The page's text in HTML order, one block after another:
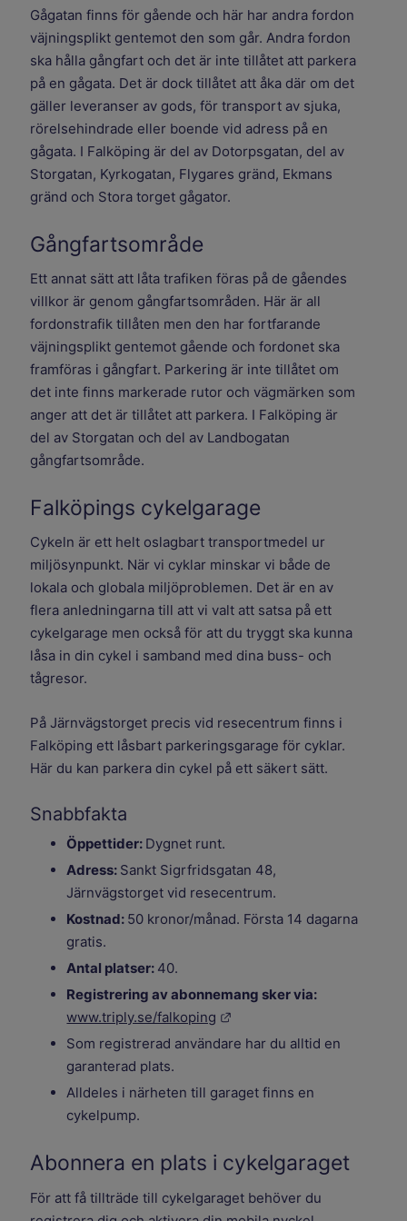
Gågatan finns för gående och här har andra fordon
väjningsplikt gentemot den som går. Andra fordon
ska hålla gångfart och det är inte tillåtet att parkera
på en gågata. Det är dock tillåtet att åka där om det
gäller leveranser av gods, för transport av sjuka,
rörelsehindrade eller boende vid adress på en
gågata. I Falköping är del av Dotorpsgatan, del av
Storgatan, Kyrkogatan, Flygares gränd, Ekmans
gränd och Stora torget gågator.
Gångfartsområde
Ett annat sätt att låta trafiken föras på de gåendes
villkor är genom gångfartsområden. Här är all
fordonstrafik tillåten men den har fortfarande
väjningsplikt gentemot gående och fordonet ska
framföras i gångfart. Parkering är inte tillåtet om
det inte finns markerade rutor och vägmärken som
anger att det är tillåtet att parkera. I Falköping är
del av Storgatan och del av Landbogatan
gångfartsområde.
Falköpings cykelgarage
Cykeln är ett helt oslagbart transportmedel ur
miljösynpunkt. När vi cyklar minskar vi både de
lokala och globala miljöproblemen. Det är en av
flera anledningarna till att vi valt att satsa på ett
cykelgarage men också för att du tryggt ska kunna
låsa in din cykel i samband med dina buss- och
tågresor.
På Järnvägstorget precis vid resecentrum finns i
Falköping ett låsbart parkeringsgarage för cyklar.
Här du kan parkera din cykel på ett säkert sätt.
Snabbfakta
Öppettider: Dygnet runt.
Adress: Sankt Sigrfridsgatan 48,
Järnvägstorget vid resecentrum.
Kostnad: 50 kronor/månad. Första 14 dagarna
gratis.
Antal platser: 40.
Registrering av abonnemang sker via:
www.triply.se/falkoping
Som registrerad användare har du alltid en
garanterad plats.
Alldeles i närheten till garaget finns en
cykelpump.
Abonnera en plats i cykelgaraget
För att få tillträde till cykelgaraget behöver du